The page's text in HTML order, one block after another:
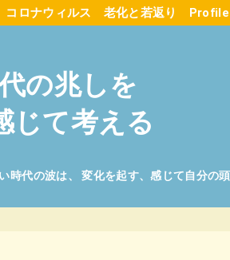
コロナウィルス 老化と若返り Profile
の兆しを
える
時代の波は、 変化を起す、感じて自分の